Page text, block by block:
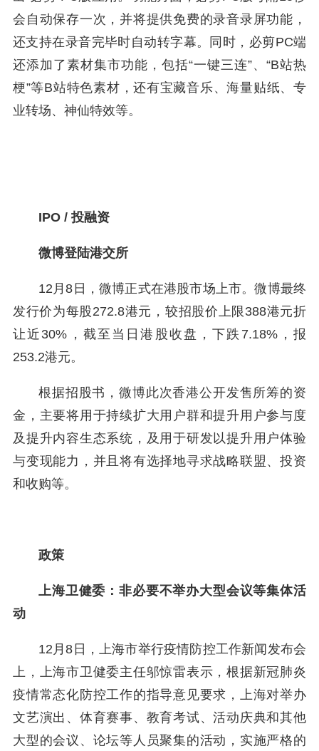
会自动保存一次，并将提供免费的录音录屏功能，
还支持在录音完毕时自动转字幕。同时，必剪PC端
还添加了素材集市功能，包括“一键三连”、“B站热
梗”等B站特色素材，还有宝藏音乐、海量贴纸、专
业转场、神仙特效等。
IPO / 投融资
微博登陆港交所
12月8日，微博正式在港股市场上市。微博最终
发行价为每股272.8港元，较招股价上限388港元折
让近30%，截至当日港股收盘，下跌7.18%，报
253.2港元。
根据招股书，微博此次香港公开发售所筹的资
金，主要将用于持续扩大用户群和提升用户参与度
及提升内容生态系统，及用于研发以提升用户体验
与变现能力，并且将有选择地寻求战略联盟、投资
和收购等。
政策
上海卫健委：非必要不举办大型会议等集体活
动
12月8日，上海市举行疫情防控工作新闻发布会
上，上海市卫健委主任邬惊雷表示，根据新冠肺炎
疫情常态化防控工作的指导意见要求，上海对举办
文艺演出、体育赛事、教育考试、活动庆典和其他
大型的会议、论坛等人员聚集的活动，实施严格的